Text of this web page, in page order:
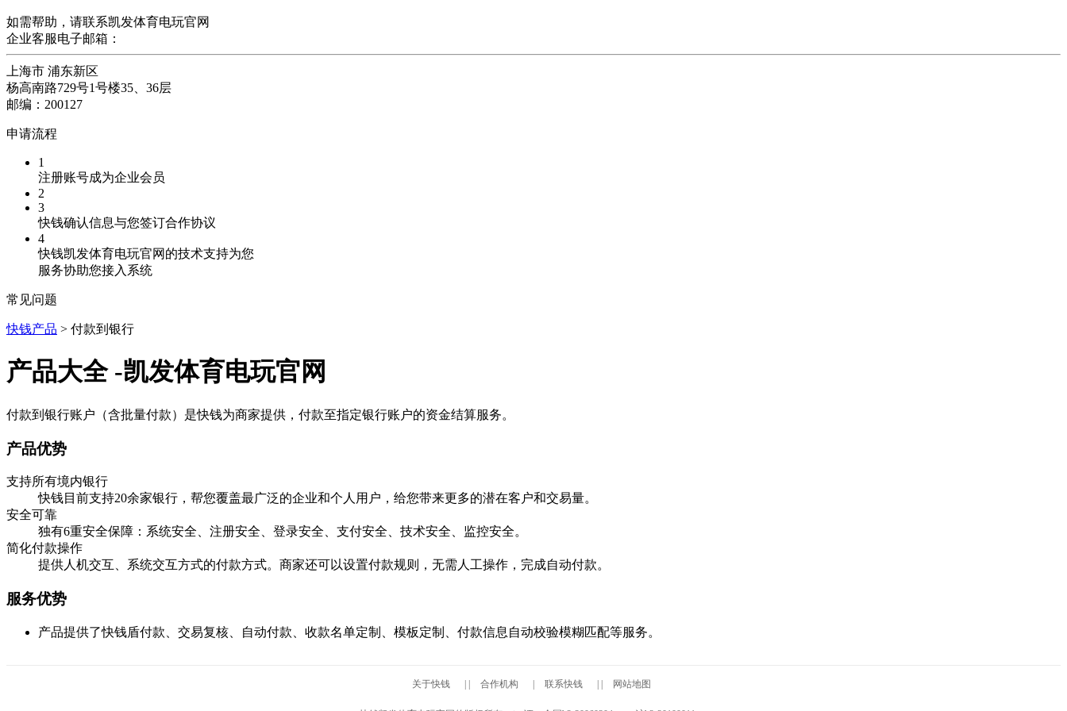
如需帮助，请联系凯发体育电玩官网
企业客服电子邮箱：
上海市 浦东新区
杨高南路729号1号楼35、36层
邮编：200127
申请流程
1
注册账号成为企业会员
2
3
快钱确认信息与您签订合作协议
4
快钱凯发体育电玩官网的技术支持为您
服务协助您接入系统
常见问题
快钱产品 > 付款到银行
产品大全 -凯发体育电玩官网
付款到银行账户（含批量付款）是快钱为商家提供，付款至指定银行账户的资金结算服务。
产品优势
支持所有境内银行
快钱目前支持20余家银行，帮您覆盖最广泛的企业和个人用户，给您带来更多的潜在客户和交易量。
安全可靠
独有6重安全保障：系统安全、注册安全、登录安全、支付安全、技术安全、监控安全。
简化付款操作
提供人机交互、系统交互方式的付款方式。商家还可以设置付款规则，无需人工操作，完成自动付款。
服务优势
产品提供了快钱盾付款、交易复核、自动付款、收款名单定制、模板定制、付款信息自动校验模糊匹配等服务。
关于快钱 | | 合作机构 | 联系快钱 | | 网站地图